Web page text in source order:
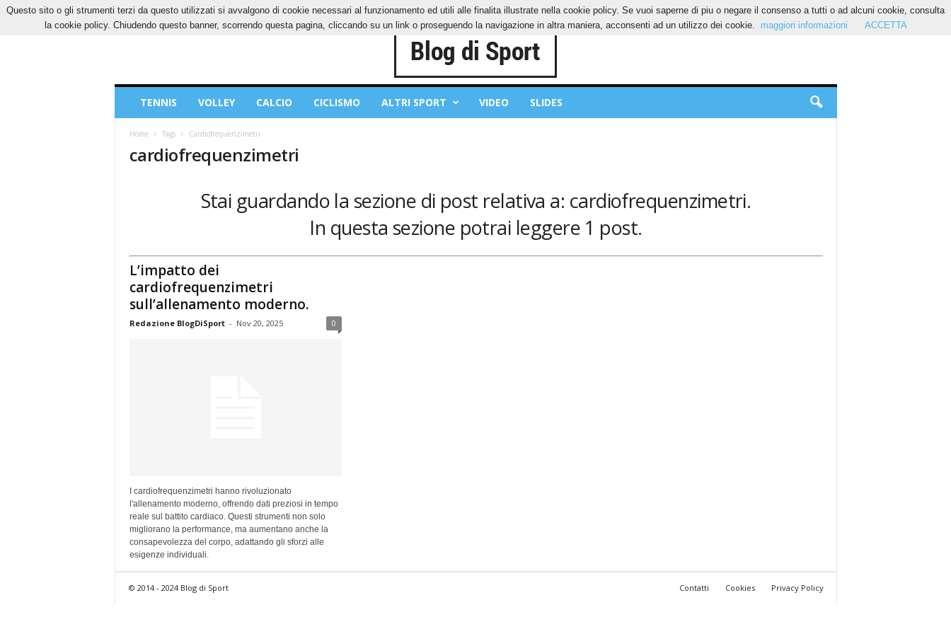
DOMENICA, 9 AGOSTO 2026 CONTATTI COOKIES PRIVACY POLICY
Sport
TENNIS VOLLEY CALCIO CICLISMO ALTRI SPORT VIDEO SLIDES
Home Tags Cardiofrequenzimetri
cardiofrequenzimetri
Stai guardando la sezione di post relativa a: cardiofrequenzimetri.
In questa sezione potrai leggere 1 post.
L’impatto dei
cardiofrequenzimetri
sull’allenamento moderno.
Redazione BlogDiSport - Nov 20, 2025 0
I cardiofrequenzimetri hanno rivoluzionato
l'allenamento moderno, offrendo dati preziosi in tempo
reale sul battito cardiaco. Questi strumenti non solo
migliorano la performance, ma aumentano anche la
consapevolezza del corpo, adattando gli sforzi alle
esigenze individuali.
Contatti Cookies Privacy Policy
© 2014 - 2024 Blog di Sport
Questo sito o gli strumenti terzi da questo utilizzati si avvalgono di cookie necessari al funzionamento ed utili alle finalita illustrate nella cookie policy. Se vuoi saperne di piu o negare il consenso a tutti o ad alcuni cookie, consulta
la cookie policy. Chiudendo questo banner, scorrendo questa pagina, cliccando su un link o proseguendo la navigazione in altra maniera, acconsenti ad un utilizzo dei cookie.
maggiori informazioni ACCETTA